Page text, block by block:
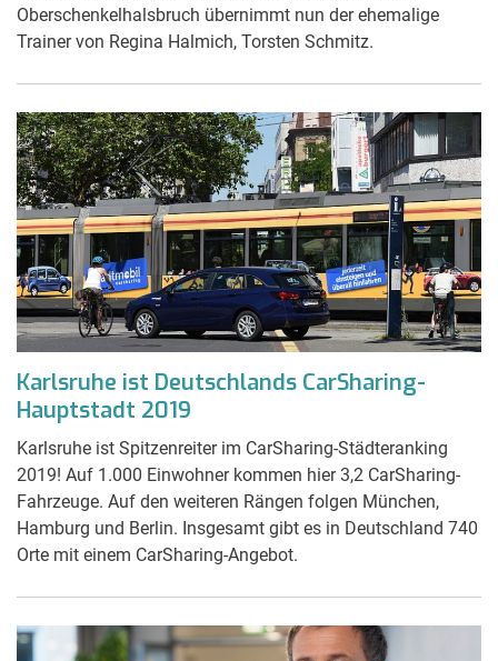
Oberschenkelhalsbruch übernimmt nun der ehemalige
Trainer von Regina Halmich, Torsten Schmitz.
Karlsruhe ist Deutschlands CarSharing-
Hauptstadt 2019
Karlsruhe ist Spitzenreiter im CarSharing-Städteranking
2019! Auf 1.000 Einwohner kommen hier 3,2 CarSharing-
Fahrzeuge. Auf den weiteren Rängen folgen München,
Hamburg und Berlin. Insgesamt gibt es in Deutschland 740
Orte mit einem CarSharing-Angebot.